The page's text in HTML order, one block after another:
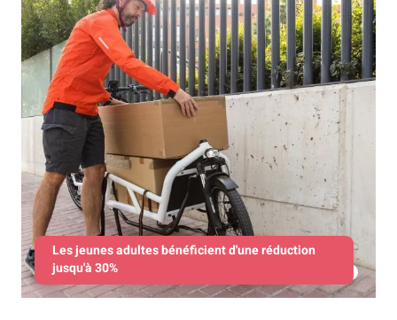
Les jeunes adultes bénéficient d'une réduction
jusqu'à 30%